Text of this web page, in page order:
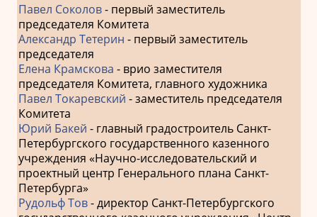
Павел Соколов- первый заместитель
председателя Комитета
Александр Тетерин - первый заместитель
председателя
Елена Крамскова - врио заместителя
председателя Комитета, главного художника
Павел Токаревский - заместитель председателя
Комитета
Юрий Бакей - главный градостроитель Санкт-
Петербургского государственного казенного
учреждения «Научно-исследовательский и
проектный центр Генерального плана Санкт-
Петербурга»
Рудольф Тов- директор Санкт-Петербургского